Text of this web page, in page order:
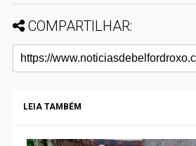
COMPARTILHAR:
LEIA TAMBÉM